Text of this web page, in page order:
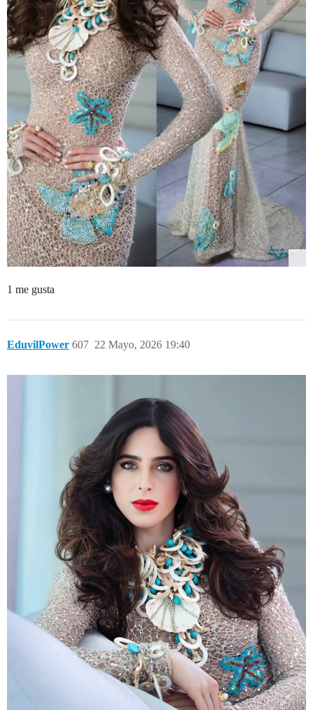
1 me gusta
EduvilPower 22 Mayo, 2026 19:40
607